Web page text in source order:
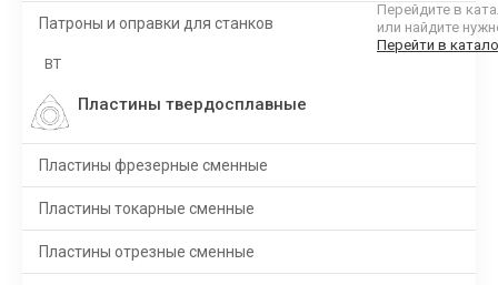
Перейдите в
или найдите
Перейти в
Патроны и оправки для станков
BT
Пластины твердосплавные
Пластины фрезерные сменные
Пластины токарные сменные
Пластины отрезные сменные